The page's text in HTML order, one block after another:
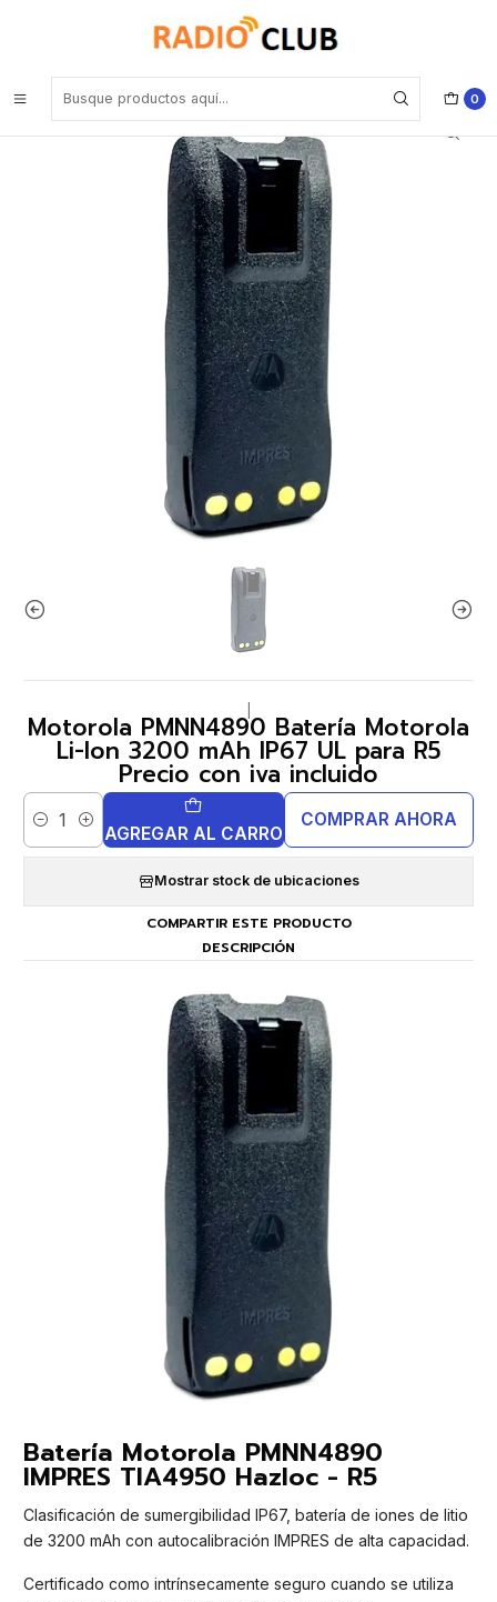
0
Motorola PMNN4890 Batería Motorola Li-Ion 3200 mAh IP67 UL
para R5 Precio con iva incluido
Motorola PMNN4890 Batería Motorola
Li-Ion 3200 mAh IP67 UL para R5
Precio con iva incluido
Cantidad AGREGAR AL CARRO
COMPRAR AHORA
Mostrar stock de ubicaciones
COMPARTIR ESTE PRODUCTO
DESCRIPCIÓN
Batería Motorola PMNN4890
IMPRES TIA4950 Hazloc - R5
Clasificación de sumergibilidad IP67, batería de iones de litio
de 3200 mAh con autocalibración IMPRES de alta capacidad.
Certificado como intrínsecamente seguro cuando se utiliza